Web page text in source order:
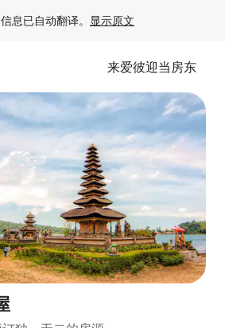
息已自动翻译。 显示原文
来爱彼迎当房东